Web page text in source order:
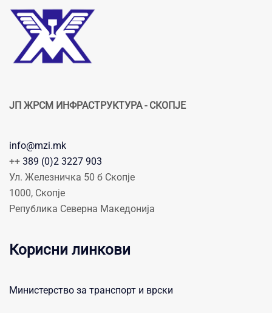
ЈП ЖРСМ ИНФРАСТРУКТУРА - СКОПЈЕ
info@mzi.mk
++ 389 (0)2 3227 903
Ул. Железничка 50 б Скопје
1000, Скопје
Република Северна Македонија
Корисни линкови
Министерство за транспорт и врски